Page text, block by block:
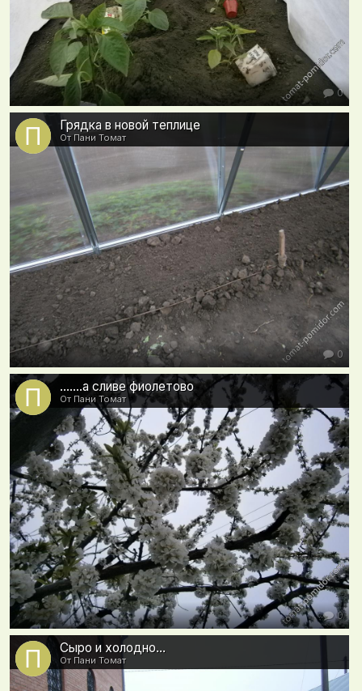
0
Грядка в новой теплице
От Пани Томат
0
.......а сливе фиолетово
От Пани Томат
0
Сыро и холодно...
От Пани Томат